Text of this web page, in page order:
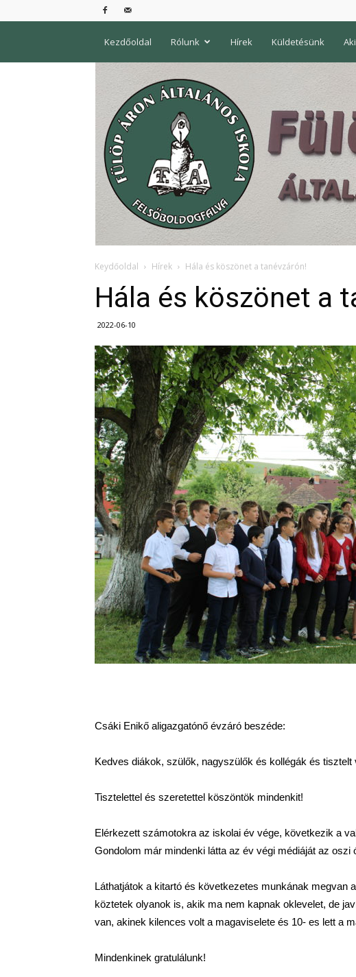
Kezdőoldal Rólunk Hírek Küldetésünk
Keydőoldal Hírek Hála és köszönet a tanévzárón!
Hála és köszönet a
2022-06-10
Csáki Enikő aligazgatónő évzáró beszéde:
Kedves diákok, szülők, nagyszülők és kollégák és tisztelt
Tisztelettel és szeretettel köszöntök mindenkit!
Elérkezett számotokra az iskolai év vége, következik a
Gondolom már mindenki látta az év végi médiáját az oszi
Láthatjátok a kitartó és következetes munkának megvan
köztetek olyanok is, akik ma nem kapnak oklevelet, de
van, akinek kilences volt a magaviselete és 10- es lett a
Mindenkinek gratulálunk!